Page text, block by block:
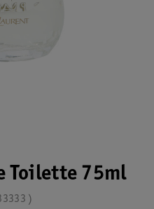
Toilette 75ml